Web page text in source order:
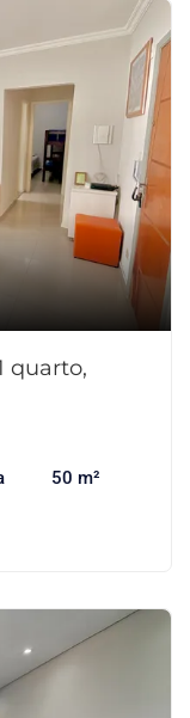
quarto,
50 m²